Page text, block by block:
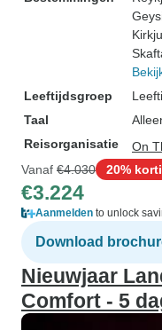
Leeftijdsgroep
Taal
Reisorganisatie
On
Vanaf €4.030 20%
€3.224
Aanmelden to unlock
Download
Nieuwjaar
Comfort - 5